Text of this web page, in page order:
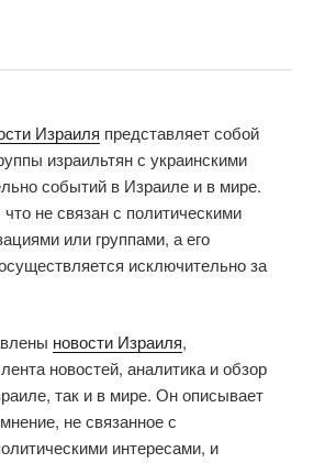
Израиля представляет собой
израильтян с украинскими
событий в Израиле и в мире.
не связан с политическими
или группами, а его
исключительно за
новости Израиля,
новостей, аналитика и обзор
так и в мире. Он описывает
не связанное с
интересами, и